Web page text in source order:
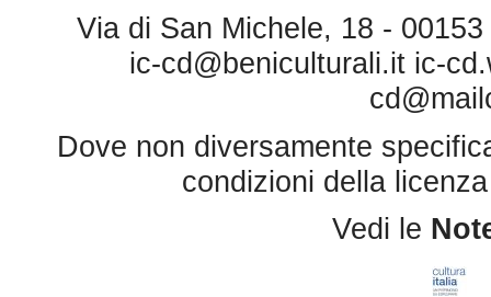
Via di San Michele, 18 -
ic-cd@beniculturali.it ic-
Dove non diversamente
condizioni della
Vedi le